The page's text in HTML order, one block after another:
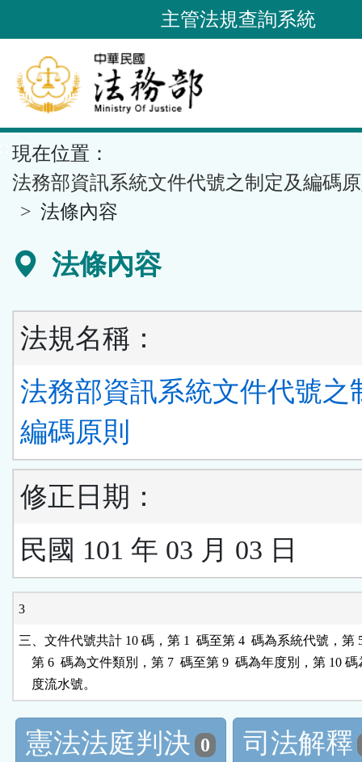
到
要
內
容
區
塊
主管法規查詢系統
現在位置：
法務部資訊系統文件代號之制定及編碼
法條內容
法條內容
法規名稱：
法務部資訊系統文件代號之
編碼原則
修正日期：
民國 101 年 03 月 03 日
3
三、文件代號共計 10 碼，第 1  碼至第 4  碼為系統代號，第
第 6  碼為文件類別，第 7  碼至第 9  碼為年度別，第 10
    度流水號。
憲法法庭判決 0
司法解釋